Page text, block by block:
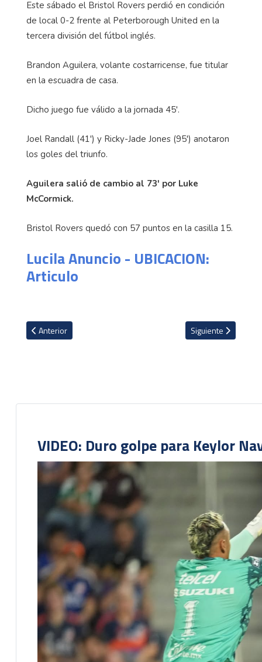
Este sábado el Bristol Rovers perdió en condición
de local 0-2 frente al Peterborough United en la
tercera división del fútbol inglés.
Brandon Aguilera, volante costarricense, fue titular
en la escuadra de casa.
Dicho juego fue válido a la jornada 45'.
Joel Randall (41') y Ricky-Jade Jones (95') anotaron
los goles del triunfo.
Aguilera salió de cambio al 73' por Luke
McCormick.
Bristol Rovers quedó con 57 puntos en la casilla 15.
Lucila Anuncio - UBICACION:
Articulo
Artículo anterior: Por segundo partido consecutivo Ariel Lassiter
Anterior Artículo siguiente:
Siguiente
VIDEO: Duro golpe para Keylor